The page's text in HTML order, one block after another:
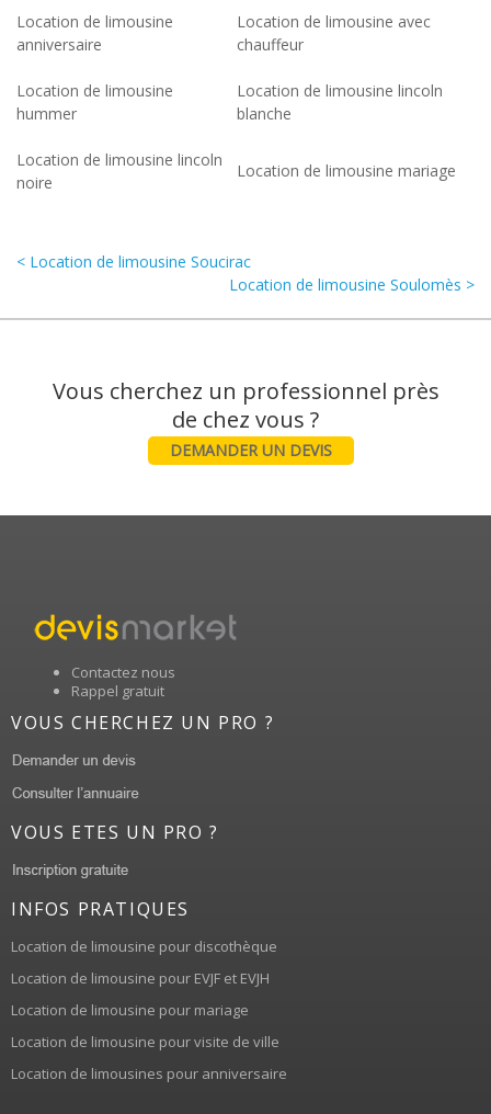
Location de limousine
anniversaire
Location de limousine avec
chauffeur
Location de limousine
hummer
Location de limousine lincoln
blanche
Location de limousine lincoln
noire
Location de limousine mariage
< Location de limousine Soucirac
Location de limousine Soulomès >
Vous cherchez un professionnel près
DEMANDER UN DEVIS
Contactez nous
Rappel gratuit
VOUS CHERCHEZ UN PRO ?
VOUS ETES UN PRO ?
INFOS PRATIQUES
Location de limousine pour discothèque
Location de limousine pour EVJF et EVJH
Location de limousine pour mariage
Location de limousine pour visite de ville
Location de limousines pour anniversaire